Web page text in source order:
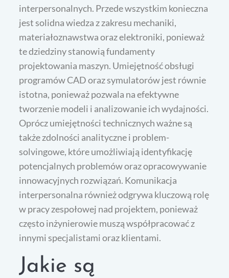
interpersonalnych. Przede wszystkim konieczna
jest solidna wiedza z zakresu mechaniki,
materiałoznawstwa oraz elektroniki, ponieważ
te dziedziny stanowią fundamenty
projektowania maszyn. Umiejętność obsługi
programów CAD oraz symulatorów jest równie
istotna, ponieważ pozwala na efektywne
tworzenie modeli i analizowanie ich wydajności.
Oprócz umiejętności technicznych ważne są
także zdolności analityczne i problem-
solvingowe, które umożliwiają identyfikację
potencjalnych problemów oraz opracowywanie
innowacyjnych rozwiązań. Komunikacja
interpersonalna również odgrywa kluczową rolę
w pracy zespołowej nad projektem, ponieważ
często inżynierowie muszą współpracować z
innymi specjalistami oraz klientami.
Jakie są